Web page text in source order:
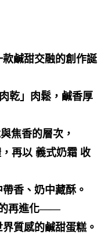
鹹甜交融的創作誕
乾」肉鬆，鹹香厚
焦香的層次，
，再以 義式奶霜 收
香、奶中藏酥。
的再進化——
質感的鹹甜蛋糕。